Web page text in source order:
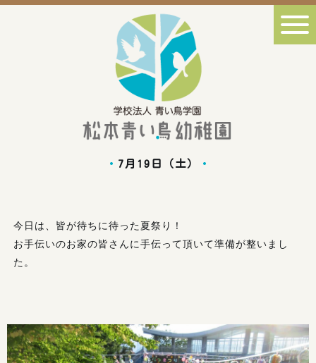
7月19日（土）
今日は、皆が待ちに待った夏祭り！
お手伝いのお家の皆さんに手伝って頂いて準備が整いまし
た。